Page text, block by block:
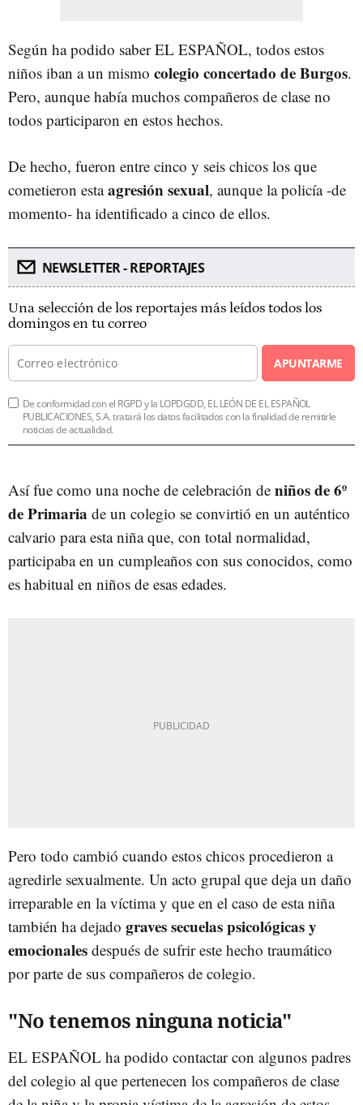
Según ha podido saber EL ESPAÑOL, todos estos
niños iban a un mismo colegio concertado de Burgos.
Pero, aunque había muchos compañeros de clase no
todos participaron en estos hechos.
De hecho, fueron entre cinco y seis chicos los que
cometieron estaagresión sexual, aunque la policía -de
momento- ha identificado a cinco de ellos.
NEWSLETTER - REPORTAJES
Una selección de los reportajes más leídos todos los
domingos en tu correo
APUNTARME
De conformidad con el RGPD y la LOPDGDD, EL LEÓN DE EL ESPAÑOL
PUBLICACIONES, S.A. tratará los datos facilitados con la finalidad de remitirle
noticias de actualidad.
Así fue como una noche de celebración de niños de 6º
de Primaria de un colegio se convirtió en un auténtico
calvario para esta niña que, con total normalidad,
participaba en un cumpleaños con sus conocidos, como
es habitual en niños de esas edades.
Pero todo cambió cuando estos chicos procedieron a
agredirle sexualmente. Un acto grupal que deja un daño
irreparable en la víctima y que en el caso de esta niña
también ha dejado graves secuelas psicológicas y
emocionales después de sufrir este hecho traumático
por parte de sus compañeros de colegio.
"No tenemos ninguna noticia"
EL ESPAÑOL ha podido contactar con algunos padres
del colegio al que pertenecen los compañeros de clase